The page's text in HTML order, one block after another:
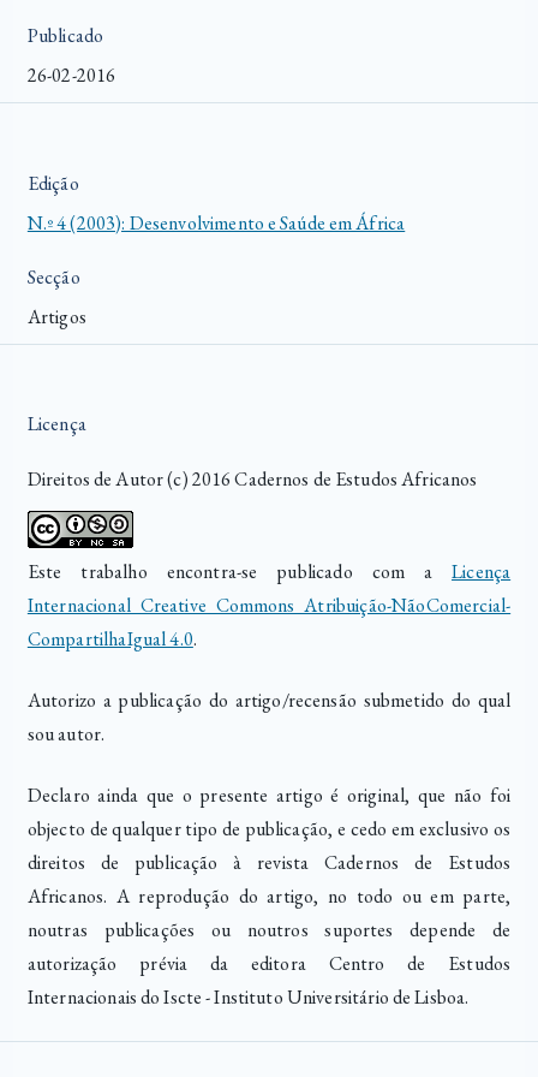
Publicado
26-02-2016
Edição
N.º 4 (2003): Desenvolvimento e Saúde em África
Secção
Artigos
Licença
Direitos de Autor (c) 2016 Cadernos de Estudos Africanos
Este trabalho encontra-se publicado com aLicença
Internacional Creative Commons Atribuição-NãoComercial-
CompartilhaIgual 4.0.
Autorizo a publicação do artigo/recensão submetido do qual
sou autor.
Declaro ainda que o presente artigo é original, que não foi
objecto de qualquer tipo de publicação, e cedo em exclusivo os
direitos de publicação à revista Cadernos de Estudos
Africanos. A reprodução do artigo, no todo ou em parte,
noutras publicações ou noutros suportes depende de
autorização prévia da editora Centro de Estudos
Internacionais do Iscte - Instituto Universitário de Lisboa.